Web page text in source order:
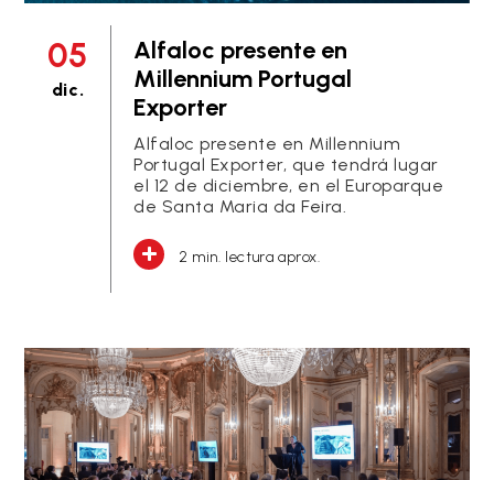
05
dic.
Alfaloc presente en
Millennium Portugal
Exporter
Alfaloc presente en Millennium
Portugal Exporter, que tendrá lugar
el 12 de diciembre, en el Europarque
de Santa Maria da Feira.
2 min. lectura aprox.